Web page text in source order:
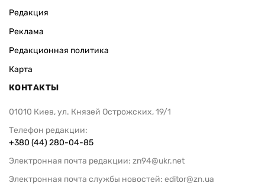
Редакция
Реклама
Редакционная политика
Карта
КОНТАКТЫ
01010 Киев, ул. Князей Острожских, 19/1
Телефон редакции:
+380 (44) 280-04-85
Электронная почта редакции: zn94@ukr.net
Электронная почта службы новостей: editor@zn.ua